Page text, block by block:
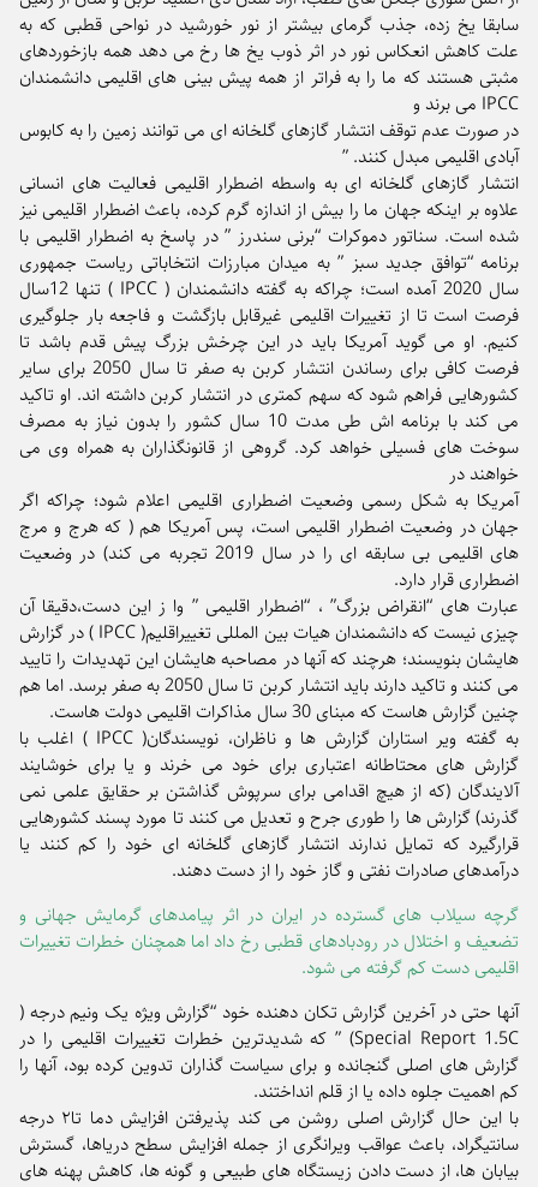
سابقا یخ زده، جذب گرمای بیشتر از نور خورشید در نواحی قطبی که به
علت کاهش انعکاس نور در اثر ذوب یخ ها رخ می دهد همه بازخوردهای
مثبتی هستند که ما را به فراتر از همه پیش بینی های اقلیمی دانشمندان
IPCC می برند و
در صورت عدم توقف انتشار گازهای گلخانه ای می توانند زمین را به کابوس
آبادی اقلیمی مبدل کنند. ”
انتشار گازهای گلخانه ای به واسطه اضطرار اقلیمی فعالیت های انسانی
علاوه بر اینکه جهان ما را بیش از اندازه گرم کرده، باعث اضطرار اقلیمی نیز
شده است. سناتور دموکرات “برنی سندرز ” در پاسخ به اضطرار اقلیمی با
برنامه “توافق جدید سبز ” به میدان مبارزات انتخاباتی ریاست جمهوری
سال 2020 آمده است؛ چراکه به گفته دانشمندان ( IPCC ) تنها 12سال
فرصت است تا از تغییرات اقلیمی غیرقابل بازگشت و فاجعه بار جلوگیری
کنیم. او می گوید آمریکا باید در این چرخش بزرگ پیش قدم باشد تا
فرصت کافی برای رساندن انتشار کربن به صفر تا سال 2050 برای سایر
کشورهایی فراهم شود که سهم کمتری در انتشار کربن داشته اند. او تاکید
می کند با برنامه اش طی مدت 10 سال کشور را بدون نیاز به مصرف
سوخت های فسیلی خواهد کرد. گروهی از قانونگذاران به همراه وی می
خواهند در
آمریکا به شکل رسمی وضعیت اضطراری اقلیمی اعلام شود؛ چراکه اگر
جهان در وضعیت اضطرار اقلیمی است، پس آمریکا هم ( که هرج و مرج
های اقلیمی بی سابقه ای را در سال 2019 تجربه می کند) در وضعیت
اضطراری قرار دارد.
عبارت های “انقراض بزرگ” ، “اضطرار اقلیمی ” وا ز این دست،دقیقا آن
چیزی نیست که دانشمندان هیات بین المللی تغییراقلیم( IPCC ) در گزارش
هایشان بنویسند؛ هرچند که آنها در مصاحبه هایشان این تهدیدات را تایید
می کنند و تاکید دارند باید انتشار کربن تا سال 2050 به صفر برسد. اما هم
چنین گزارش هاست که مبنای 30 سال مذاکرات اقلیمی دولت هاست.
به گفته ویر استاران گزارش ها و ناظران، نویسندگان( IPCC ) اغلب با
گزارش های محتاطانه اعتباری برای خود می خرند و یا برای خوشایند
آلایندگان (که از هیچ اقدامی برای سرپوش گذاشتن بر حقایق علمی نمی
گذرند) گزارش ها را طوری جرح و تعدیل می کنند تا مورد پسند کشورهایی
قرارگیرد که تمایل ندارند انتشار گازهای گلخانه ای خود را کم کنند یا
درآمدهای صادرات نفتی و گاز خود را از دست دهند.
گرچه سیلاب های گسترده در ایران در اثر پیامدهای گرمایش جهانی و
تضعیف و اختلال در رودبادهای قطبی رخ داد اما همچنان خطرات تغییرات
اقلیمی دست کم گرفته می شود.
آنها حتی در آخرین گزارش تکان دهنده خود “گزارش ویژه یک ونیم درجه (
Special Report 1.5C) ” که شدیدترین خطرات تغییرات اقلیمی را در
گزارش های اصلی گنجانده و برای سیاست گذاران تدوین کرده بود، آنها را
کم اهمیت جلوه داده یا از قلم انداختند.
با این حال گزارش اصلی روشن می کند پذیرفتن افزایش دما تا۲ درجه
سانتیگراد، باعث عواقب ویرانگری از جمله افزایش سطح دریاها، گسترش
بیابان ها، از دست دادن زیستگاه های طبیعی و گونه ها، کاهش پهنه های